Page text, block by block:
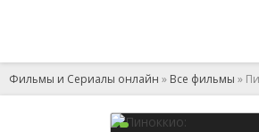
Фильмы и Сериалы онлайн » Все фильмы »